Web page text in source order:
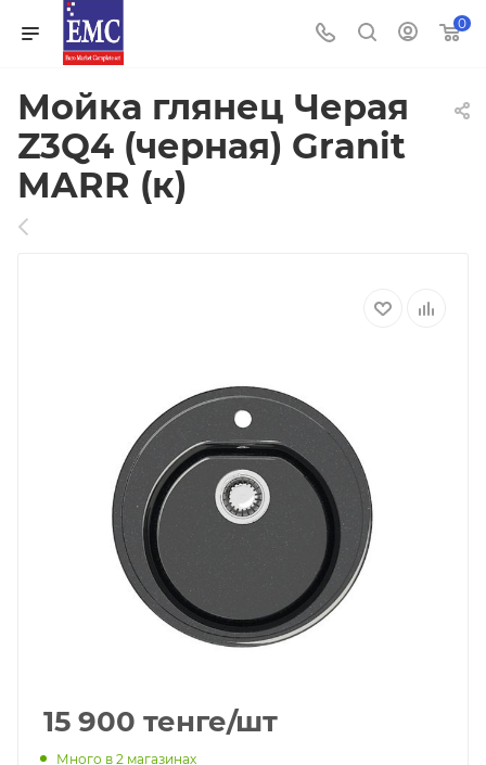
0
Мойка глянец Черая
Z3Q4 (черная) Granit
MARR (к)
15 900 тенге/шт
Много в 2 магазинах